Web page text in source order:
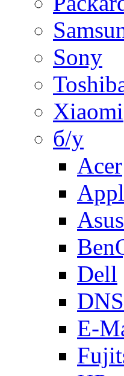
Sony
Xiaomi
б/у
Acer
Asus
Dell
DNS
E-